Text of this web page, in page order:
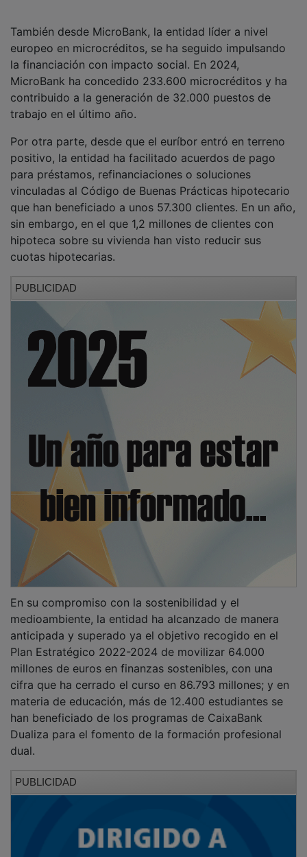
europeo en microcréditos, se ha seguido impulsando
la financiación con impacto social. En 2024,
MicroBank ha concedido 233.600 microcréditos y ha
contribuido a la generación de 32.000 puestos de
trabajo en el último año.
positivo, la entidad ha facilitado acuerdos de pago
para préstamos, refinanciaciones o soluciones
vinculadas al Código de Buenas Prácticas hipotecario
que han beneficiado a unos 57.300 clientes. En un año,
sin embargo, en el que 1,2 millones de clientes con
hipoteca sobre su vivienda han visto reducir sus
cuotas hipotecarias.
medioambiente, la entidad ha alcanzado de manera
anticipada y superado ya el objetivo recogido en el
Plan Estratégico 2022-2024 de movilizar 64.000
millones de euros en finanzas sostenibles, con una
cifra que ha cerrado el curso en 86.793 millones; y en
materia de educación, más de 12.400 estudiantes se
han beneficiado de los programas de CaixaBank
Dualiza para el fomento de la formación profesional
dual.